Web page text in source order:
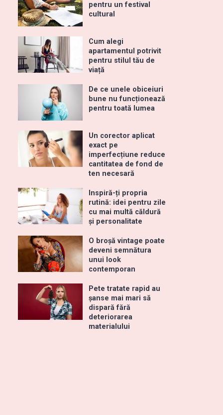
pentru un festival
cultural
Cum alegi
apartamentul potrivit
pentru stilul tău de
viață
De ce unele obiceiuri
bune nu funcționează
pentru toată lumea
Un corector aplicat
exact pe
imperfecțiune reduce
cantitatea de fond de
ten necesară
Inspiră-ți propria
rutină: idei pentru zile
cu mai multă căldură
și personalitate
O broșă vintage poate
deveni semnătura
unui look
contemporan
Pete tratate rapid au
șanse mai mari să
dispară fără
deteriorarea
materialului